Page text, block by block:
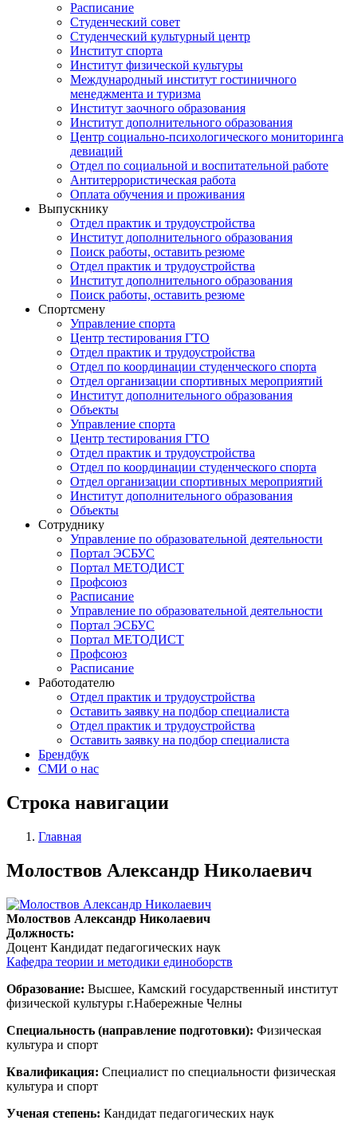
Расписание
Студенческий совет
Студенческий культурный центр
Институт спорта
Институт физической культуры
Международный институт гостиничного
менеджмента и туризма
Институт заочного образования
Институт дополнительного образования
Центр социально-психологического мониторинга
девиаций
Отдел по социальной и воспитательной работе
Антитеррористическая работа
Оплата обучения и проживания
Выпускнику
Отдел практик и трудоустройства
Институт дополнительного образования
Поиск работы, оставить резюме
Отдел практик и трудоустройства
Институт дополнительного образования
Поиск работы, оставить резюме
Спортсмену
Управление спорта
Центр тестирования ГТО
Отдел практик и трудоустройства
Отдел по координации студенческого спорта
Отдел организации спортивных мероприятий
Институт дополнительного образования
Объекты
Управление спорта
Центр тестирования ГТО
Отдел практик и трудоустройства
Отдел по координации студенческого спорта
Отдел организации спортивных мероприятий
Институт дополнительного образования
Объекты
Сотруднику
Управление по образовательной деятельности
Портал ЭСБУС
Портал МЕТОДИСТ
Профсоюз
Расписание
Управление по образовательной деятельности
Портал ЭСБУС
Портал МЕТОДИСТ
Профсоюз
Расписание
Работодателю
Отдел практик и трудоустройства
Оставить заявку на подбор специалиста
Отдел практик и трудоустройства
Оставить заявку на подбор специалиста
Брендбук
СМИ о нас
Строка навигации
Главная
Молоствов Александр Николаевич
Молоствов Александр Николаевич
Должность:
Доцент Кандидат педагогических наук
Кафедра теории и методики единоборств
Образование: Высшее, Камский государственный институт
физической культуры г.Набережные Челны
Специальность (направление подготовки): Физическая
культура и спорт
Квалификация: Специалист по специальности физическая
культура и спорт
Ученая степень: Кандидат педагогических наук